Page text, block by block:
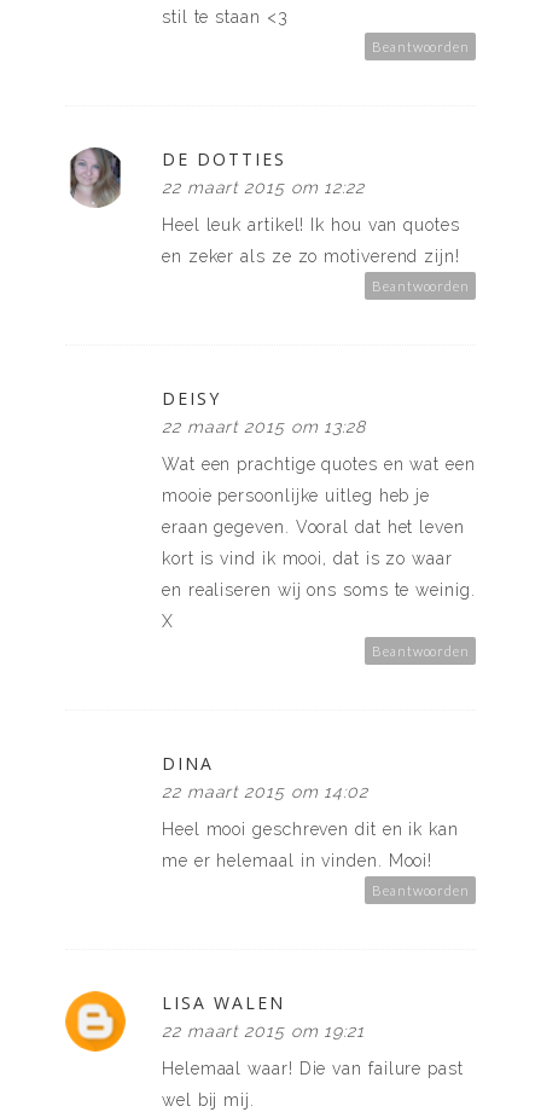
stil te staan <3
Beantwoorden
DE DOTTIES
22 maart 2015 om 12:22
Heel leuk artikel! Ik hou van quotes
en zeker als ze zo motiverend zijn!
Beantwoorden
DEISY
22 maart 2015 om 13:28
Wat een prachtige quotes en wat een
mooie persoonlijke uitleg heb je
eraan gegeven. Vooral dat het leven
kort is vind ik mooi, dat is zo waar
en realiseren wij ons soms te weinig.
X
Beantwoorden
DINA
22 maart 2015 om 14:02
Heel mooi geschreven dit en ik kan
me er helemaal in vinden. Mooi!
Beantwoorden
LISA WALEN
22 maart 2015 om 19:21
Helemaal waar! Die van failure past
wel bij mij.